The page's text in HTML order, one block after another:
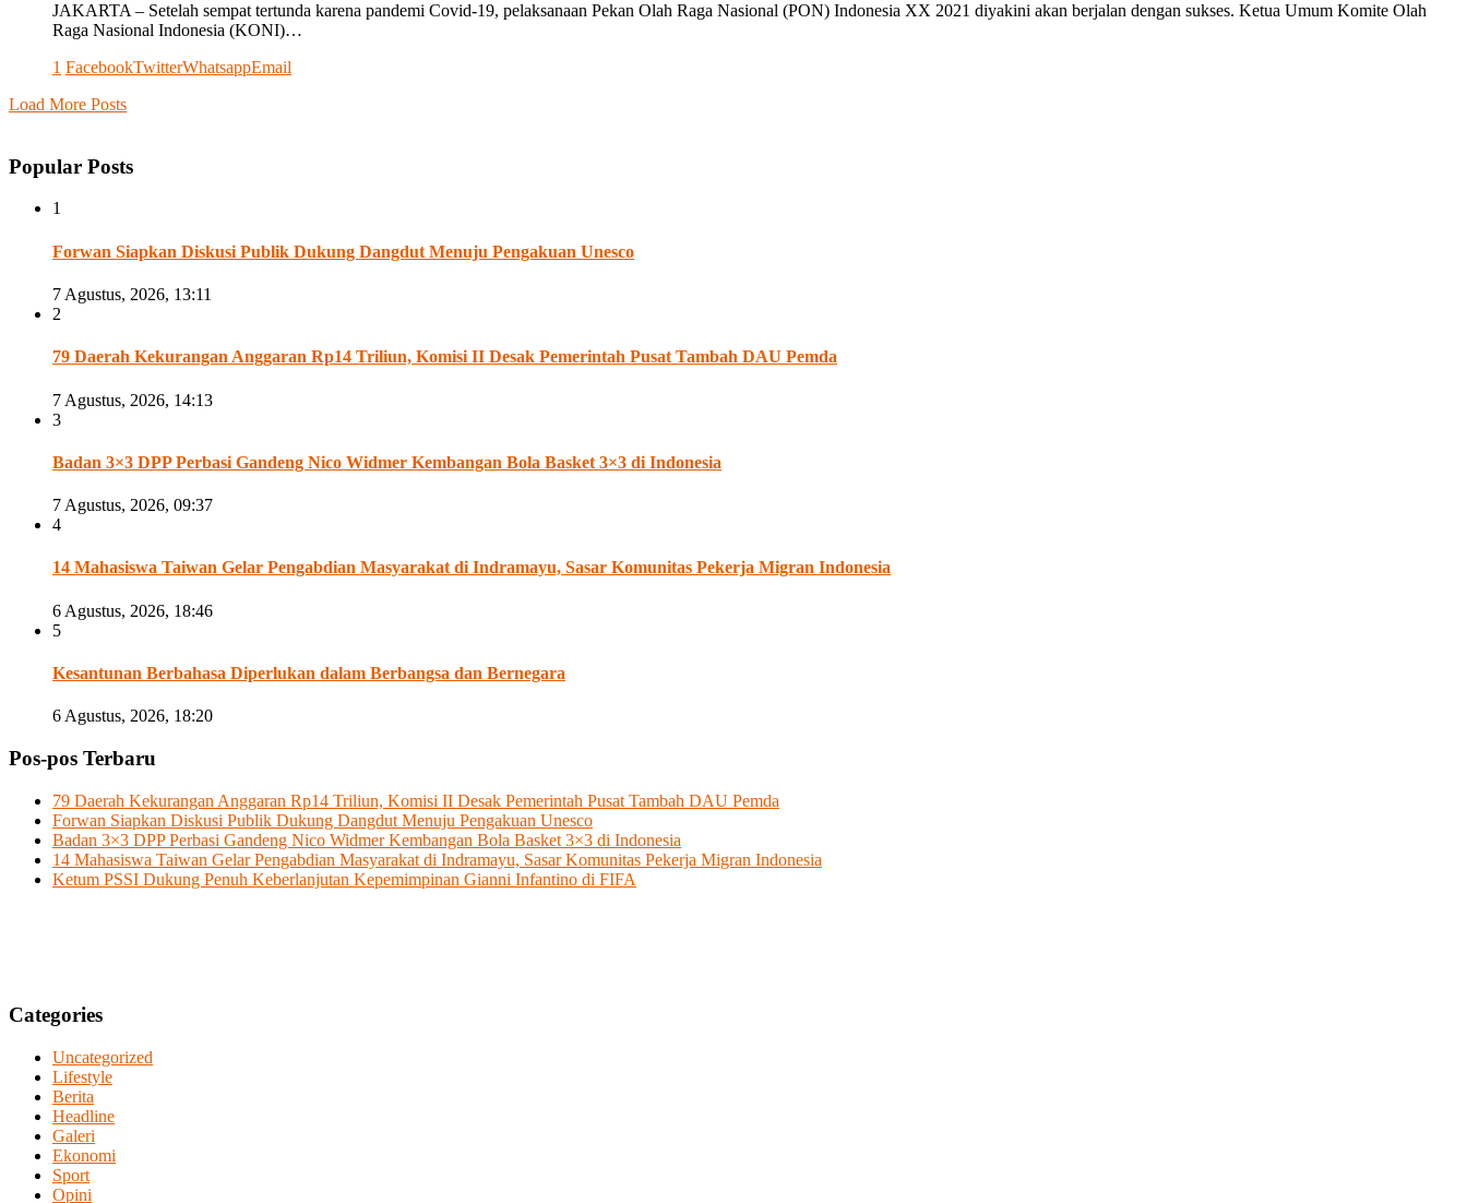
JAKARTA – Setelah sempat tertunda karena pandemi Covid-19, pelaksanaan Pekan Olah Raga Nasional (PON) Indonesia XX 2021 diyakini akan berjalan dengan sukses. Ketua Umum Komite Olah
Raga Nasional Indonesia (KONI)…
1 FacebookTwitterWhatsappEmail
Load More Posts
Popular Posts
1
Forwan Siapkan Diskusi Publik Dukung Dangdut Menuju Pengakuan Unesco
7 Agustus, 2026, 13:11
2
79 Daerah Kekurangan Anggaran Rp14 Triliun, Komisi II Desak Pemerintah Pusat Tambah DAU Pemda
7 Agustus, 2026, 14:13
3
Badan 3×3 DPP Perbasi Gandeng Nico Widmer Kembangan Bola Basket 3×3 di Indonesia
7 Agustus, 2026, 09:37
4
14 Mahasiswa Taiwan Gelar Pengabdian Masyarakat di Indramayu, Sasar Komunitas Pekerja Migran Indonesia
6 Agustus, 2026, 18:46
5
Kesantunan Berbahasa Diperlukan dalam Berbangsa dan Bernegara
6 Agustus, 2026, 18:20
Pos-pos Terbaru
79 Daerah Kekurangan Anggaran Rp14 Triliun, Komisi II Desak Pemerintah Pusat Tambah DAU Pemda
Forwan Siapkan Diskusi Publik Dukung Dangdut Menuju Pengakuan Unesco
Badan 3×3 DPP Perbasi Gandeng Nico Widmer Kembangan Bola Basket 3×3 di Indonesia
14 Mahasiswa Taiwan Gelar Pengabdian Masyarakat di Indramayu, Sasar Komunitas Pekerja Migran Indonesia
Ketum PSSI Dukung Penuh Keberlanjutan Kepemimpinan Gianni Infantino di FIFA
Categories
Uncategorized
Lifestyle
Berita
Headline
Galeri
Ekonomi
Sport
Opini